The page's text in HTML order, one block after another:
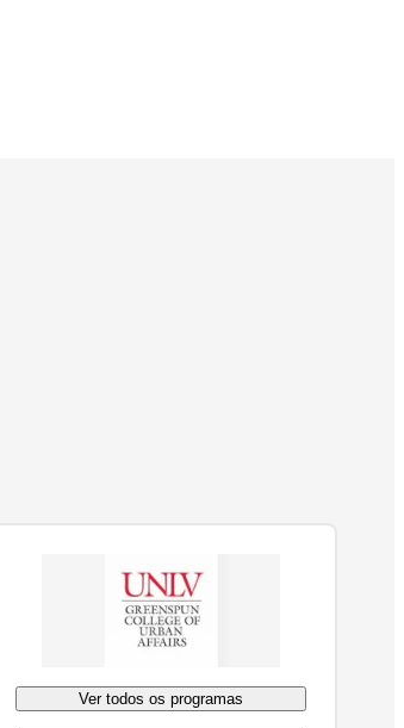
Ver todos os programas